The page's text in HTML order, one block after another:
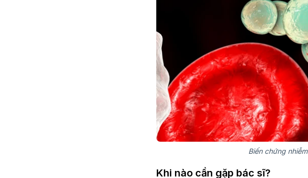
Biến chứng
Khi nào cần gặp bác sĩ?